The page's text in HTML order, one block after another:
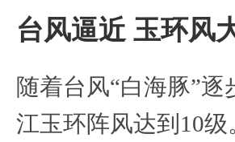
台风逼近 玉环风
随着台风“白海豚”
江玉环阵风达到10级